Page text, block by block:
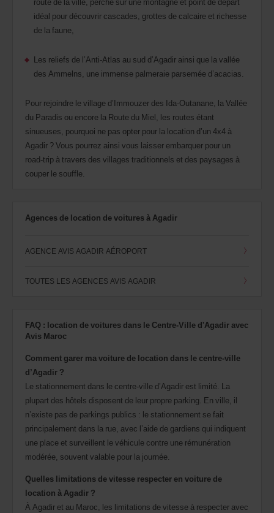
idéal pour découvrir cascades, grottes de calcaire et richesse
de la faune,
Les reliefs de l’Anti-Atlas au sud d’Agadir ainsi que la vallée
des Ammelns, une immense palmeraie parsemée d’acacias.
Pour rejoindre le village d’Immouzer des Ida-Outanane, la Vallée
du Paradis ou encore la Route du Miel, les routes étant
sinueuses, pourquoi ne pas opter pour la location d’un 4x4 à
Agadir ? Vous pourrez ainsi vous laisser embarquer pour un
road-trip à travers des villages traditionnels et des paysages à
couper le souffle.
Agences de location de voitures à Agadir
AGENCE AVIS AGADIR AÉROPORT
TOUTES LES AGENCES AVIS AGADIR
FAQ : location de voitures dans le Centre-Ville d'Agadir avec
Avis Maroc
Comment garer ma voiture de location dans le centre-ville
d’Agadir ?
Le stationnement dans le centre-ville d’Agadir est limité. La
plupart des hôtels disposent de leur propre parking. En ville, il
n’existe pas de parkings publics : le stationnement se fait
principalement dans la rue, avec l’aide de gardiens qui indiquent
une place et surveillent le véhicule contre une rémunération
modérée, souvent valable pour la journée.
Quelles limitations de vitesse respecter en voiture de
location à Agadir ?
À Agadir et au Maroc, les limitations de vitesse à respecter avec